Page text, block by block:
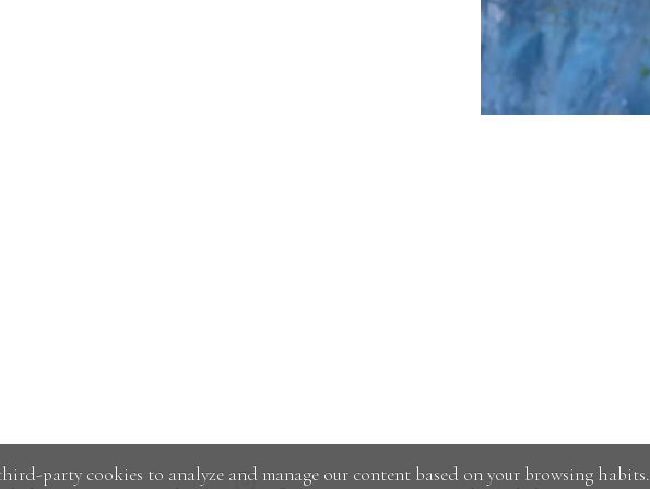
party cookies to analyze and manage our content based on your browsing habits.